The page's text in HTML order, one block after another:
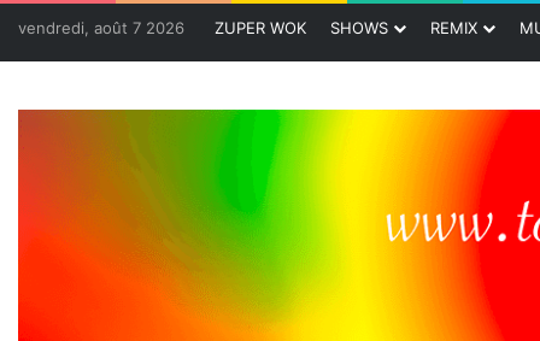
vendredi, août 7 2026 ZUPER WOK SHOWS REMIX